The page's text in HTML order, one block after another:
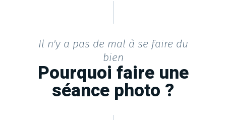
Il n'y a pas de mal à se faire du
bien
Pourquoi faire une
séance photo ?